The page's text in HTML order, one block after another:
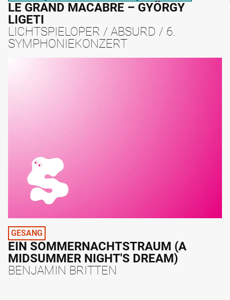
LE GRAND MACABRE – GYÖRGY
LIGETI
LICHTSPIELOPER / ABSURD / 6.
SYMPHONIEKONZERT
GESANG
EIN SOMMERNACHTSTRAUM (A
MIDSUMMER NIGHT'S DREAM)
BENJAMIN BRITTEN